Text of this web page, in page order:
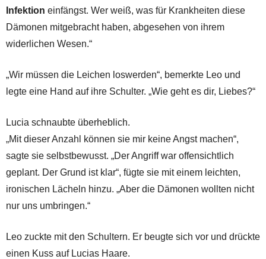
Infektion einfängst. Wer weiß, was für Krankheiten diese
Dämonen mitgebracht haben, abgesehen von ihrem
widerlichen Wesen.“
„Wir müssen die Leichen loswerden“, bemerkte Leo und
legte eine Hand auf ihre Schulter. „Wie geht es dir, Liebes?“
Lucia schnaubte überheblich.
„Mit dieser Anzahl können sie mir keine Angst machen“,
sagte sie selbstbewusst. „Der Angriff war offensichtlich
geplant. Der Grund ist klar“, fügte sie mit einem leichten,
ironischen Lächeln hinzu. „Aber die Dämonen wollten nicht
nur uns umbringen.“
Leo zuckte mit den Schultern. Er beugte sich vor und drückte
einen Kuss auf Lucias Haare.